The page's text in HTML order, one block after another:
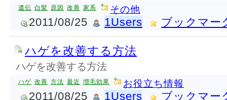
遺伝 白髪 原因 改善 家系 その他
2011/08/25 1Users ブックマー
ハゲを改善する方法
ハゲを改善する方法
ハゲ 改善 方法 最近 増毛効果 お役立ち情報
2011/08/25 1Users ブックマー